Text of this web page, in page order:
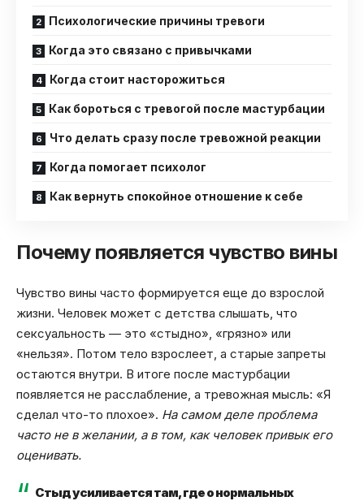
Психологические причины тревоги
Когда это связано с привычками
Когда стоит насторожиться
Как бороться с тревогой после мастурбации
Что делать сразу после тревожной реакции
Когда помогает психолог
Как вернуть спокойное отношение к себе
Почему появляется чувство вины
Чувство вины часто формируется еще до взрослой
жизни. Человек может с детства слышать, что
сексуальность — это «стыдно», «грязно» или
«нельзя». Потом тело взрослеет, а старые запреты
остаются внутри. В итоге после мастурбации
появляется не расслабление, а тревожная мысль: «Я
сделал что-то плохое». На самом деле проблема
часто не в желании, а в том, как человек привык его
оценивать.
Стыд усиливается там, где о нормальных